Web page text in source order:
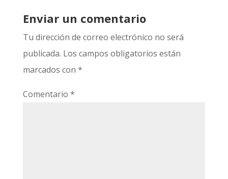
Enviar un comentario
Tu dirección de correo electrónico no será
publicada. Los campos obligatorios están
marcados con *
Comentario *